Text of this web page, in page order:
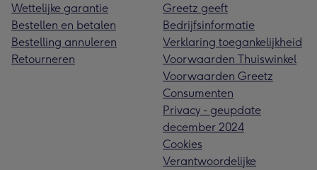
Wettelijke garantie
Bestellen en betalen
Bestelling annuleren
Retourneren
Greetz geeft
Bedrijfsinformatie
Verklaring toegankelijkheid
Voorwaarden Thuiswinkel
Voorwaarden Greetz
Consumenten
Privacy - geupdate
december 2024
Cookies
Verantwoordelijke